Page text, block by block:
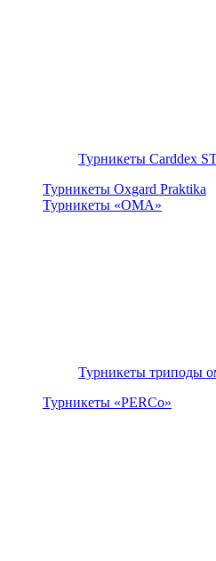
Турникеты Carddex
Турникеты Oxgard Praktika
Турникеты «ОМА»
Турникеты триподы
Турникеты «PERCo»